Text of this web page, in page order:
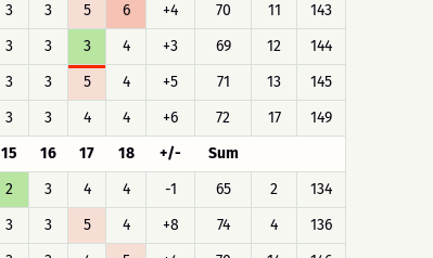
3 3 5 6 +4 70 11
143
3 3 3 4 +3 69 12
144
3 3 5 4 +5 71 13
145
3 3 4 4 +6 72 17
149
15 16 17 18 +/-
Sum
2 3 4 4 -1 65 2
134
3 3 5 4 +8 74 4
136